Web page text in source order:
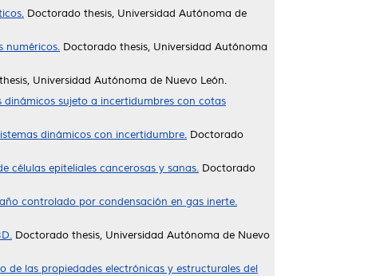
Doctorado thesis, Universidad Autónoma de
numéricos. Doctorado thesis, Universidad Autónoma
Universidad Autónoma de Nuevo León.
sujeto a incertidumbres con cotas
dinámicos con incertidumbre. Doctorado
células epiteliales cancerosas y sanas. Doctorado
controlado por condensación en gas inerte.
Doctorado thesis, Universidad Autónoma de Nuevo
las propiedades electrónicas y estructurales del